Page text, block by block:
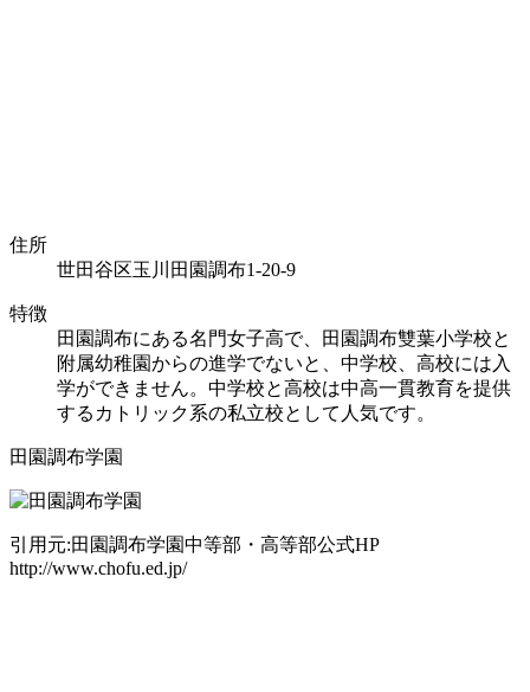
住所
世田谷区玉川田園調布1-20-9
特徴
田園調布にある名門女子高で、田園調布雙葉小学校と
附属幼稚園からの進学でないと、中学校、高校には入
学ができません。中学校と高校は中高一貫教育を提供
するカトリック系の私立校として人気です。
田園調布学園
引用元:田園調布学園中等部・高等部公式HP
http://www.chofu.ed.jp/